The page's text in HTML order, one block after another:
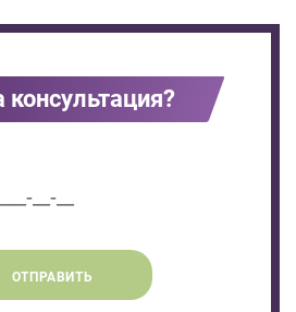
ОТПРАВИТЬ